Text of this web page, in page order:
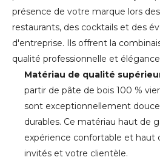
présence de votre marque lors
restaurants, des cocktails et des
d'entreprise. Ils offrent la
qualité professionnelle et
Matériau de qualité
partir de pâte de bois 100 %
sont exceptionnellement
durables. Ce matériau haut de
expérience confortable et haut
invités et votre clientèle.